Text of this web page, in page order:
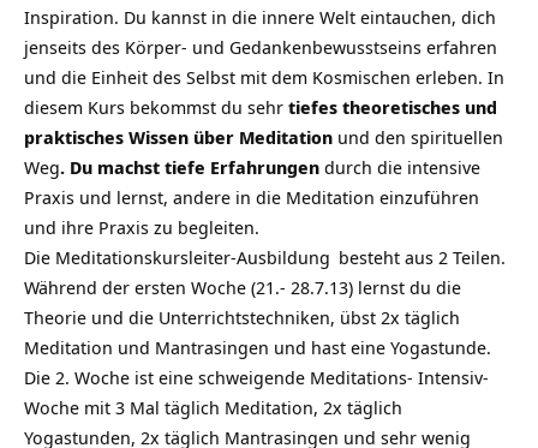
Inspiration. Du kannst in die innere Welt eintauchen, dich
jenseits des Körper- und Gedankenbewusstseins erfahren
und die Einheit des Selbst mit dem Kosmischen erleben. In
diesem Kurs bekommst du sehr tiefes theoretisches und
praktisches Wissen über Meditation und den spirituellen
Weg. Du machst tiefe Erfahrungen durch die intensive
Praxis und lernst, andere in die Meditation einzuführen
und ihre Praxis zu begleiten.
Die Meditationskursleiter-Ausbildung besteht aus 2 Teilen.
Während der ersten Woche (21.- 28.7.13) lernst du die
Theorie und die Unterrichtstechniken, übst 2x täglich
Meditation und Mantrasingen und hast eine Yogastunde.
Die 2. Woche ist eine schweigende Meditations- Intensiv-
Woche mit 3 Mal täglich Meditation, 2x täglich
Yogastunden, 2x täglich Mantrasingen und sehr wenig